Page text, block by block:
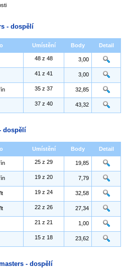
- dospělí
Umístění Body Detail
48 z 48 3,00
41 z 41 3,00
35 z 37 32,85
37 z 40 43,32
dospělí
Umístění Body Detail
25 z 29 19,85
19 z 20 7,79
19 z 24 32,58
22 z 26 27,34
21 z 21 1,00
15 z 18 23,62
- dospělí